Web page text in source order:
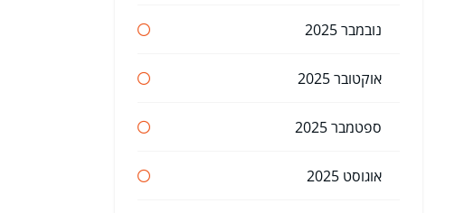
נובמבר 2025
אוקטובר 2025
ספטמבר 2025
אוגוסט 2025